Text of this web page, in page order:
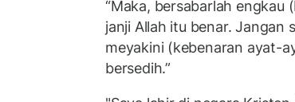
“Maka, bersabarlah engkau
janji Allah itu benar. Jangan
meyakini (kebenaran ayat-
bersedih.”